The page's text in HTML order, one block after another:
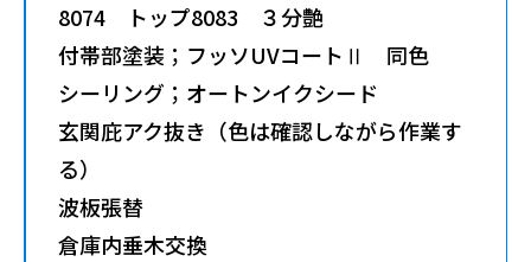
8074 トップ8083 ３分艶
付帯部塗装；フッソUVコートⅡ 同色
シーリング；オートンイクシード
玄関庇アク抜き（色は確認しながら作業す
る）
波板張替
倉庫内垂木交換